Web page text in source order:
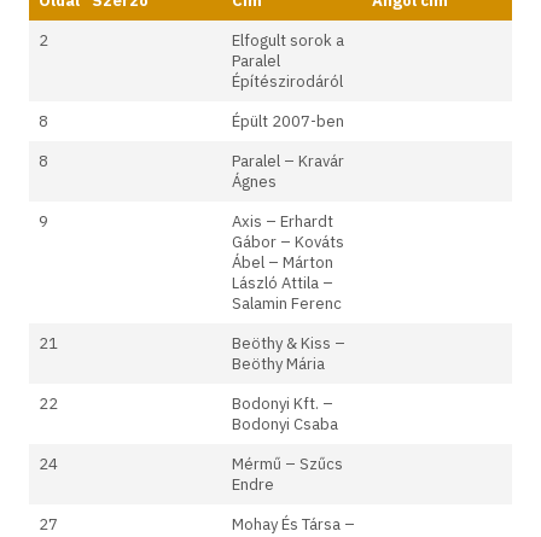
2
Elfogult sorok a
Paralel
Építészirodáról
8
Épült 2007-ben
8
Paralel – Kravár
Ágnes
9
Axis – Erhardt
Gábor – Kováts
Ábel – Márton
László Attila –
Salamin Ferenc
21
Beöthy & Kiss –
Beöthy Mária
22
Bodonyi Kft. –
Bodonyi Csaba
24
Mérmű – Szűcs
Endre
27
Mohay És Társa –